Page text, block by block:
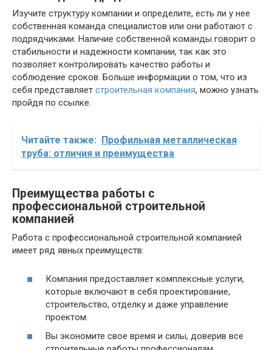
Изучите структуру компании и определите, есть ли у нее
собственная команда специалистов или они работают с
подрядчиками. Наличие собственной команды говорит о
стабильности и надежности компании, так как это
позволяет контролировать качество работы и
соблюдение сроков. Больше информации о том, что из
себя представляет строительная компания, можно узнать
пройдя по ссылке.
Читайте также: Профильная металлическая
труба: отличия и преимущества
Преимущества работы с
профессиональной строительной
компанией
Работа с профессиональной строительной компанией
имеет ряд явных преимуществ:
Компания предоставляет комплексные услуги,
которые включают в себя проектирование,
строительство, отделку и даже управление
проектом.
Вы экономите свое время и силы, доверив все